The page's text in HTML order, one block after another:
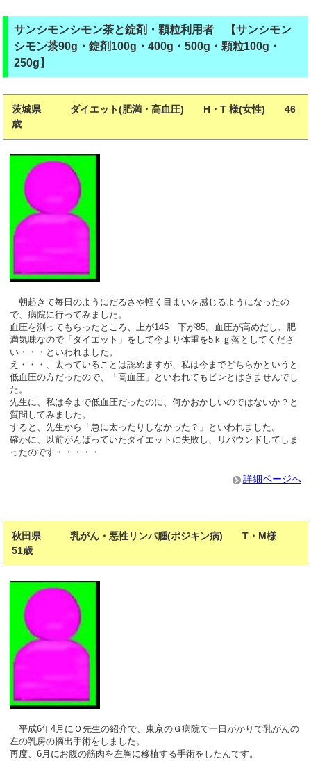
サンシモンシモン茶と錠剤・顆粒利用者 【サンシモン
シモン茶90g・錠剤100g・400g・500g・顆粒100g・
250g】
茨城県 ダイエット(肥満・高血圧) H・T 様(女性) 46
歳
朝起きて毎日のようにだるさや軽く目まいを感じるようになったの
で、病院に行ってみました。
血圧を測ってもらったところ、上が145 下が85。血圧が高めだし、肥
満気味なので「ダイエット」をして今より体重を5ｋｇ落としてくださ
い・・・といわれました。
え・・・、太っていることは認めますが、私は今までどちらかというと
低血圧の方だったので、「高血圧」といわれてもピンとはきませんでし
た。
先生に、私は今まで低血圧だったのに、何かおかしいのではないか？と
質問してみました。
すると、先生から「急に太ったりしなかった？」といわれました。
確かに、以前がんばっていたダイエットに失敗し、リバウンドしてしま
ったのです・・・・・
詳細ページへ
秋田県 乳がん・悪性リンパ腫(ポジキン病) T・M様
51歳
平成6年4月にＯ先生の紹介で、東京のＧ病院で一日がかりで乳がんの
左の乳房の摘出手術をしました。
再度、6月にお腹の筋肉を左胸に移植する手術をしたんです。